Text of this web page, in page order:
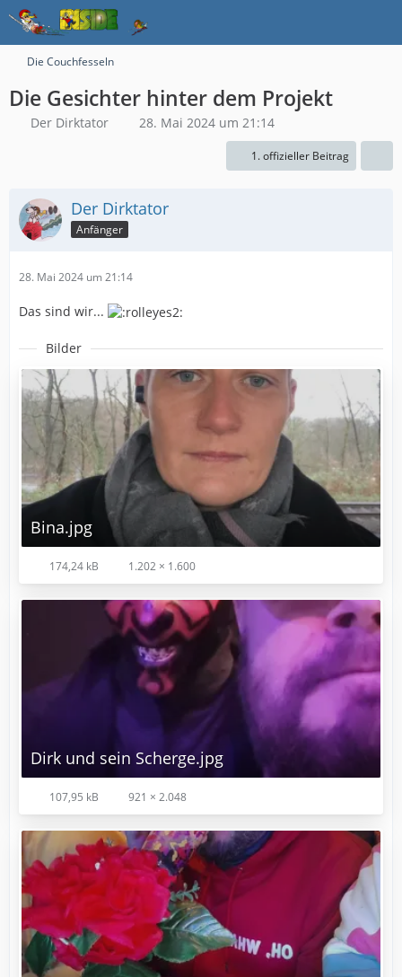
Die Couchfesseln
Die Gesichter hinter dem Projekt
Der Dirktator 28. Mai 2024 um 21:14
1. offizieller Beitrag
Der Dirktator
Anfänger
28. Mai 2024 um 21:14
Das sind wir...
Bilder
Bina.jpg
174,24 kB 1.202 × 1.600
Dirk und sein Scherge.jpg
107,95 kB 921 × 2.048